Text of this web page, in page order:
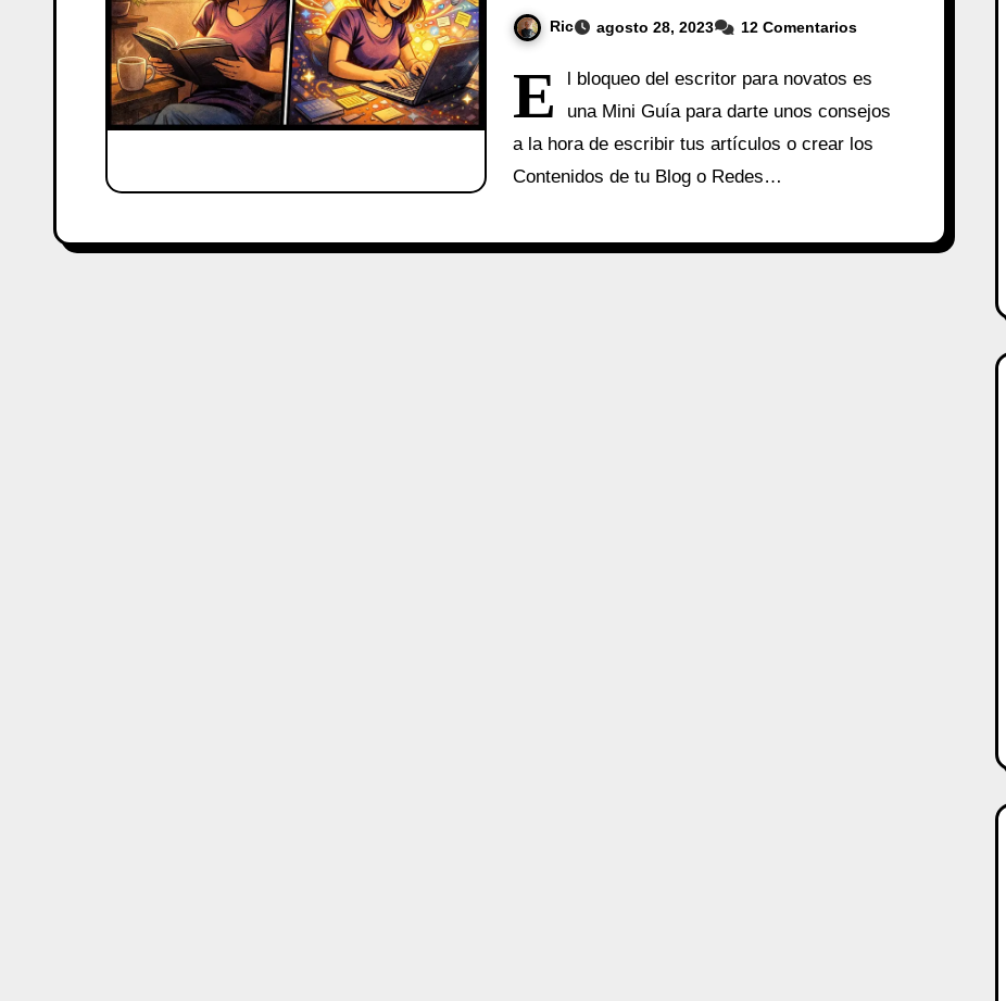
Ric agosto 28, 2023 12 Comentarios
E
l bloqueo del escritor para novatos es
una Mini Guía para darte unos consejos
a la hora de escribir tus artículos o crear los
Contenidos de tu Blog o Redes…